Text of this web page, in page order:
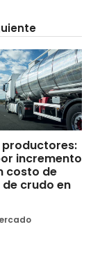
incremento
costo de
crudo en